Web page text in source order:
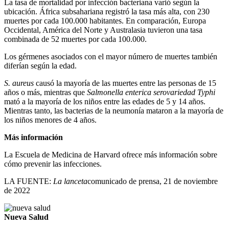
La tasa de mortalidad por infección bacteriana varió según la
ubicación. África subsahariana registró la tasa más alta, con 230
muertes por cada 100.000 habitantes. En comparación, Europa
Occidental, América del Norte y Australasia tuvieron una tasa
combinada de 52 muertes por cada 100.000.
Los gérmenes asociados con el mayor número de muertes también
diferían según la edad.
S. aureus causó la mayoría de las muertes entre las personas de 15
años o más, mientras que Salmonella enterica serovariedad Typhi
mató a la mayoría de los niños entre las edades de 5 y 14 años.
Mientras tanto, las bacterias de la neumonía mataron a la mayoría de
los niños menores de 4 años.
Más información
La Escuela de Medicina de Harvard ofrece más información sobre
cómo prevenir las infecciones.
LA FUENTE: La lancetacomunicado de prensa, 21 de noviembre
de 2022
Nueva Salud